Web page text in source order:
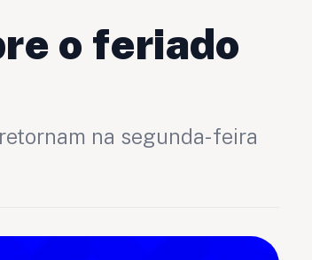
o feriado
na segunda-feira